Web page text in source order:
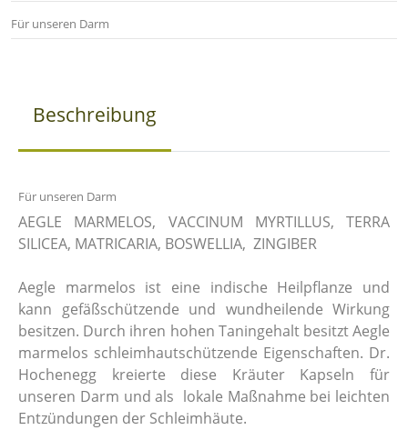
Für unseren Darm
Beschreibung
Für unseren Darm
AEGLE MARMELOS, VACCINUM MYRTILLUS, TERRA
SILICEA, MATRICARIA, BOSWELLIA, ZINGIBER
Aegle marmelos ist eine indische Heilpflanze und
kann gefäßschützende und wundheilende Wirkung
besitzen. Durch ihren hohen Taningehalt besitzt Aegle
marmelos schleimhautschützende Eigenschaften. Dr.
Hochenegg kreierte diese Kräuter Kapseln für
unseren Darm und als lokale Maßnahme bei leichten
Entzündungen der Schleimhäute.